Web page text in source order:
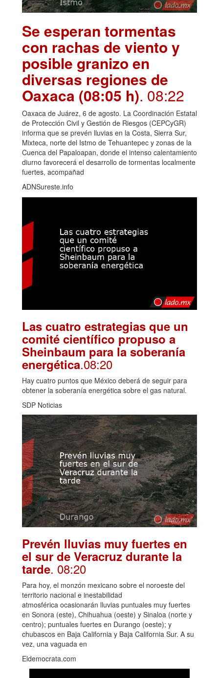
Se esperan tormentas
con rachas de viento y
posible granizo en
diversas regiones de
Oaxaca (08:05 h). 08:22
Oaxaca de Juárez, 6 de agosto. La Coordinación Estatal
de Protección Civil y Gestión de Riesgos (CEPCyGR)
informa que se prevén lluvias en la Costa, Sierra Sur,
Mixteca, norte del Istmo de Tehuantepec y zonas de la
Cuenca del Papaloapan, donde el intenso calentamiento
diurno favorecerá el desarrollo de tormentas localmente
fuertes, acompañad
ADNSureste.info
Las cuatro estrategias que un
comité científico propuso a
Sheinbaum para la soberanía
energética.08:20
Hay cuatro puntos que México deberá de seguir para
obtener la soberanía energética sobre el gas natural.
SDP Noticias
Prevén lluvias muy fuertes en
el sur de Veracruz durante la
tarde. 08:20
Para hoy, el monzón mexicano sobre el noroeste del
territorio nacional e inestabilidad
atmosférica ocasionarán lluvias puntuales muy fuertes
en Sonora (este), Chihuahua (oeste) y Sinaloa (norte y
centro); puntuales fuertes en Durango (oeste); y
chubascos en Baja California y Baja California Sur. A su
vez, una vaguada en
Eldemocrata.com